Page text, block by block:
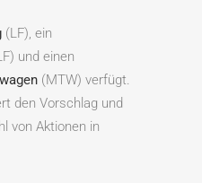
(LF), ein
und einen
(MTW) verfügt.
den Vorschlag und
von Aktionen in